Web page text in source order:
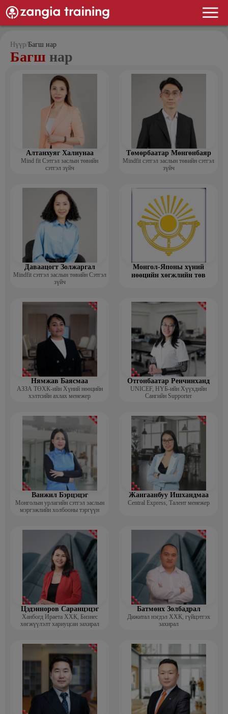
Нүүр/Багш нар
Багш нар
Алтанхуяг Халиунаа
Mind fit Сэтгэл заслын төвийн
сэтгэл зүйч
Төмөрбаатар Мөнгөнбаяр
Mindfit сэтгэл заслын төвийн сэтгэл
зүйч
Даваацогт Золжаргал
Mindfit сэтгэл заслын төвийн Сэтгэл
зүйч
Монгол-Японы хүний
нөөцийн хөгжлийн төв
Нямжав Баясмаа
АЗЗА ТӨХК-ийн Хүний нөөцийн
хэлтсийн ахлах менежер
Отгонбаатар Ренчинханд
UNIСЕF, НҮБ-ийн Хүүхдийн
Сангийн Supporter
Ванжил Бэрцэцэг
Монголын урлагийн сэтгэл заслын
мэргэжлийн холбооны тэргүүн
Жангаанбуу Ишхандмаа
Central Express, Талент менежер
Цэдэнноров Саранцэцэг
Ханбогд Ираета ХХК, Бизнес
хөгжүүлэлт хариуцсан захирал
Батмөнх Золбадрал
Дижитал нэгдэл ХХК, гүйцэтгэх
захирал